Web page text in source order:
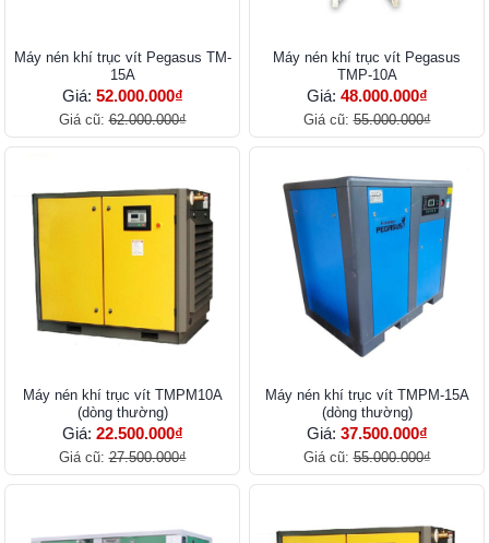
Máy nén khí trục vít Pegasus TM-
15A
Giá: 52.000.000₫
Giá cũ:62.000.000₫
Máy nén khí trục vít Pegasus
TMP-10A
Giá: 48.000.000₫
Giá cũ:55.000.000₫
Máy nén khí trục vít TMPM10A
(dòng thường)
Giá: 22.500.000₫
Giá cũ:27.500.000₫
Máy nén khí trục vít TMPM-15A
(dòng thường)
Giá: 37.500.000₫
Giá cũ:55.000.000₫